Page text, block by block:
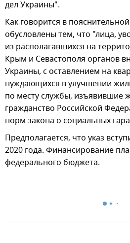
дел Украины".
Как говорится в
обусловлены тем, что "лица,
из располагавшихся на
Крым и Севастополя органов
Украины, с оставлением на
нуждающихся в улучшении
по месту службы, изъявившие
гражданство Российской
норм закона ‎о социальных
Предполагается, что указ
2020 года. Финансирование
федерального бюджета.